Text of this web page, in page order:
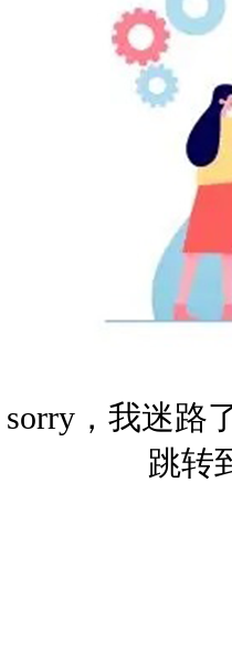
sorry，我迷路
跳转